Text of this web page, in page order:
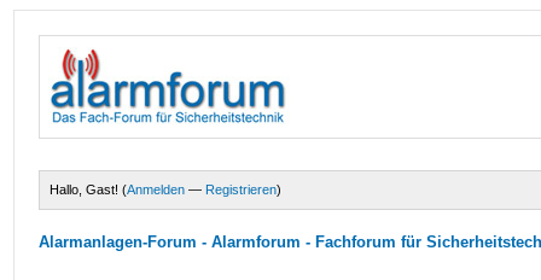
Hallo, Gast! (Anmelden — Registrieren)
Alarmanlagen-Forum - Alarmforum - Fachforum für